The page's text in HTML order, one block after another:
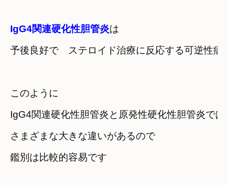
IgG4関連硬化性胆管炎
予後良好で
ステロイド治療に反応する可逆性病
このように
IgG4関連硬化性胆管炎と原発性硬化性胆管炎では
さまざまな大きな違いがあるので